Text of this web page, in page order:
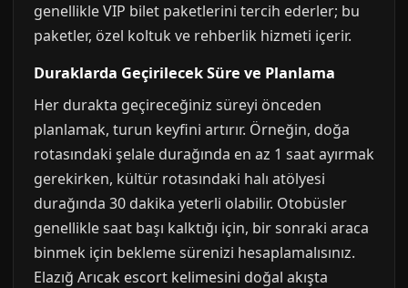
genellikle VIP bilet paketlerini tercih ederler; bu
paketler, özel koltuk ve rehberlik hizmeti içerir.
Duraklarda Geçirilecek Süre ve Planlama
Her durakta geçireceğiniz süreyi önceden
planlamak, turun keyfini artırır. Örneğin, doğa
rotasındaki şelale durağında en az 1 saat ayırmak
gerekirken, kültür rotasındaki halı atölyesi
durağında 30 dakika yeterli olabilir. Otobüsler
genellikle saat başı kalktığı için, bir sonraki araca
binmek için bekleme sürenizi hesaplamalısınız.
Elazığ Arıcak escort kelimesini doğal akışta